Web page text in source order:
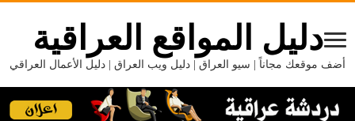
دليل المواقع العراقية
أضف موقعك مجاناً | سيو العراق | دليل ويب العراق | دليل الأعمال العراقي